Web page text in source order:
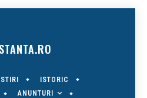
STIRI
ISTORIC
ANUNTURI